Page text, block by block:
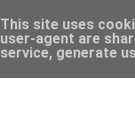
This site uses
user-agent are
service, generate